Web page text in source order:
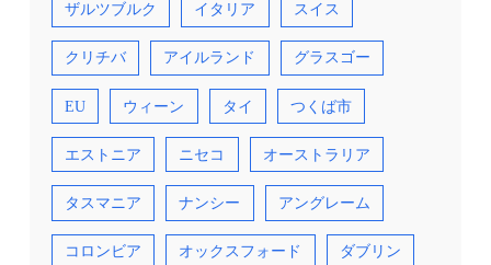
ザルツブルク イタリア スイス
クリチバ アイルランド グラスゴー
EU ウィーン タイ つくば市
エストニア ニセコ オーストラリア
タスマニア ナンシー アングレーム
コロンビア オックスフォード ダブリン